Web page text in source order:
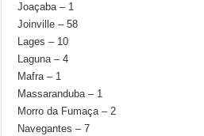
Joaçaba – 1
Joinville – 58
Lages – 10
Laguna – 4
Mafra – 1
Massaranduba – 1
Morro da Fumaça – 2
Navegantes – 7